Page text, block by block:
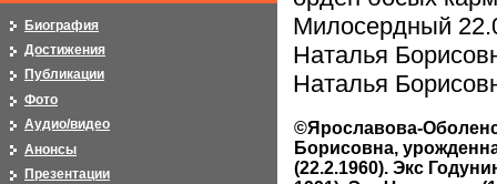
Милосердный
Наталья
Наталья
©Ярославова-
Борисовна,
(22.2.1960). Экс
Биография
Достижения
Публикации
Фото
Аудио/видео
Анонсы
Презентации